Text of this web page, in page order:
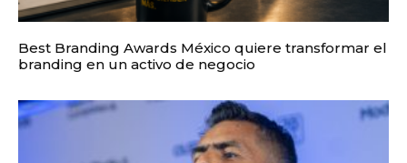
Best Branding Awards México quiere transformar el
branding en un activo de negocio